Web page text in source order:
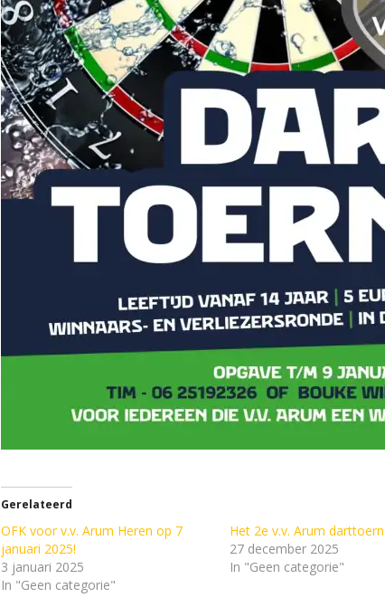
Gerelateerd
OFK voor v.v. Arum Heren op 7
januari 2025!
3 januari 2025
In "Geen categorie"
Het 2e v.v. Arum
27 december 2025
In "Geen categorie"